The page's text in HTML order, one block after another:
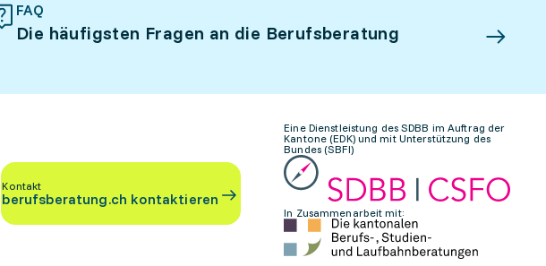
FAQ
Die häufigsten Fragen an die Berufsberatung
Kontakt
berufsberatung.ch kontaktieren
Eine Dienstleistung des SDBB im Auftrag der
Kantone (EDK) und mit Unterstützung des
Bundes (SBFI)
In Zusammenarbeit mit: